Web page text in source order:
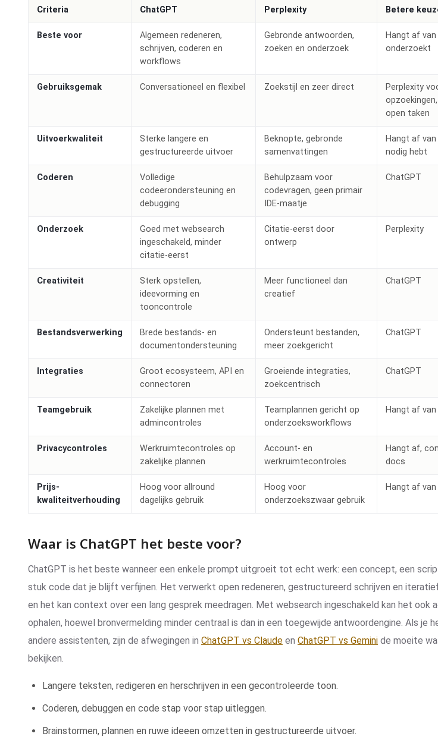
Criteria ChatGPT Perplexity Betere
Beste voor
Algemeen redeneren,
schrijven, coderen en
workflows
Gebronde antwoorden,
zoeken en onderzoek
Hangt af
onderzoekt
Gebruiksgemak Conversationeel en flexibel Zoekstijl en zeer direct
Perplexity
open taken
Uitvoerkwaliteit
Sterke langere en
gestructureerde uitvoer
Beknopte, gebronde
samenvattingen
Hangt af
nodig hebt
Coderen
Volledige
codeerondersteuning en
debugging
Behulpzaam voor
codevragen, geen primair
IDE-maatje
ChatGPT
Onderzoek
Goed met websearch
ingeschakeld, minder
citatie-eerst
Citatie-eerst door
ontwerp
Perplexity
Creativiteit
Sterk opstellen,
ideevorming en
tooncontrole
Meer functioneel dan
creatief
ChatGPT
Bestandsverwerking
Brede bestands- en
documentondersteuning
Ondersteunt bestanden,
meer zoekgericht
ChatGPT
Integraties
Groot ecosysteem, API en
connectoren
Groeiende integraties,
zoekcentrisch
ChatGPT
Teamgebruik
Zakelijke plannen met
admincontroles
Teamplannen gericht op
onderzoeksworkflows
Hangt af
Privacycontroles
Werkruimtecontroles op
zakelijke plannen
Account- en
werkruimtecontroles
Hangt af,
docs
Prijs-
kwaliteitverhouding
Hoog voor allround
dagelijks gebruik
Hoog voor
onderzoekszwaar gebruik
Hangt af
Waar is ChatGPT het beste voor?
ChatGPT is het beste wanneer een enkele prompt uitgroeit tot echt werk: een concept, een
stuk code dat je blijft verfijnen. Het verwerkt open redeneren, gestructureerd schrijven en
en het kan context over een lang gesprek meedragen. Met websearch ingeschakeld kan het ook
ophalen, hoewel bronvermelding minder centraal is dan in een toegewijde antwoordengine. Als je
andere assistenten, zijn de afwegingen inChatGPT vs Claude enChatGPT vs Gemini de moeite
bekijken.
Langere teksten, redigeren en herschrijven in een gecontroleerde toon.
Coderen, debuggen en code stap voor stap uitleggen.
Brainstormen, plannen en ruwe ideeen omzetten in gestructureerde uitvoer.